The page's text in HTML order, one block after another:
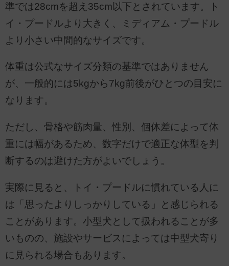
準では28cmを超え35cm以下とされています。ト
イ・プードルより大きく、ミディアム・プードル
より小さい中間的なサイズです。
体重は公式なサイズ分類の基準ではありません
が、一般的には5kgから7kg前後がひとつの目安に
なります。
ただし、骨格や筋肉量、性別、個体差によって体
重には幅があるため、数字だけで適正な体型を判
断するのは避けた方がよいでしょう。
実際に見ると、トイ・プードルに慣れている人に
は「思ったよりしっかりしている」と感じられる
ことがあります。小型犬として扱われることが多
いものの、施設やサービスによっては中型犬寄り
に見られる場合もあります。